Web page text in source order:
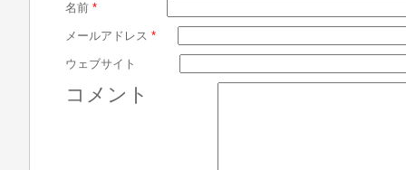
名前 *
メールアドレス *
ウェブサイト
コメント